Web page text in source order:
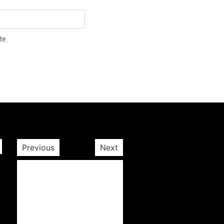
Previous Next